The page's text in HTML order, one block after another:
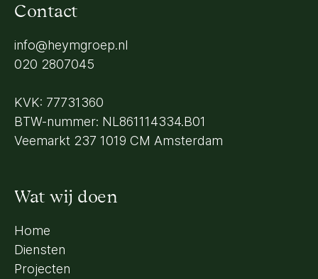
Contact
info@heymgroep.nl
020 2807045
KVK: 77731360
BTW-nummer: NL861114334.B01
Veemarkt 237 1019 CM Amsterdam
Wat wij doen
Home
Diensten
Projecten